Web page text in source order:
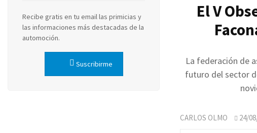
El V
La federación de
futuro del sector
CARLOS OLMO 24/
Recibe gratis en tu email las primicias y
las informaciones más destacadas de la
automoción.
Suscribirme